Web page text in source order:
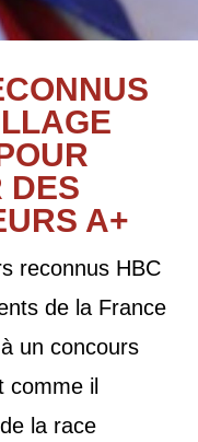
DES
A+
reconnus HBC
de la France
un concours
comme il
la race